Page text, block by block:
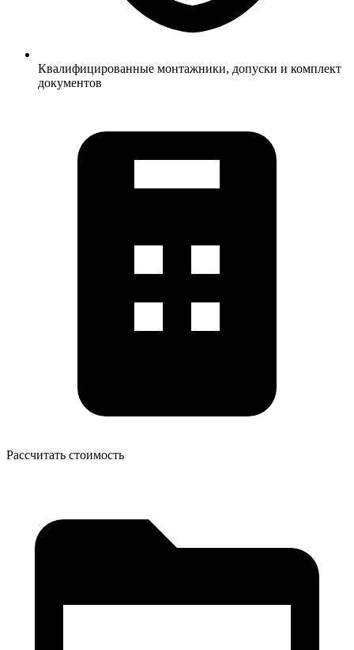
Квалифицированные монтажники, допуски и комплект
документов
Рассчитать стоимость